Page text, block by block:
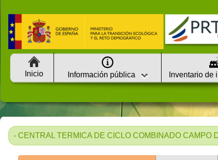
Inicio Información pública Inventario de
- CENTRAL TERMICA DE CICLO COMBINADO CAMPO